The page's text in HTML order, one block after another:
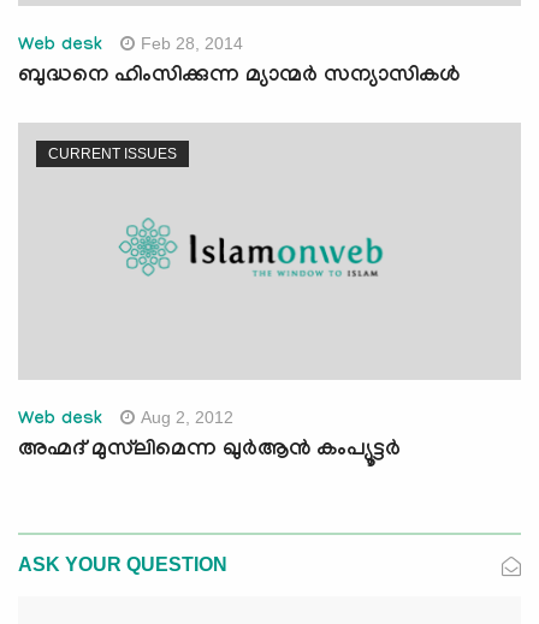
Web desk Feb 28, 2014
ബുദ്ധനെ ഹിംസിക്കുന്ന മ്യാന്മര്‍ സന്യാസികള്‍
CURRENT ISSUES
Web desk Aug 2, 2012
അഹ്മദ് മുസ്‌ലിമെന്ന ഖുര്‍ആന്‍ കംപ്യൂട്ടര്‍
ASK YOUR QUESTION